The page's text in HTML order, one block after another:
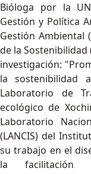
Bióloga por la
Gestión y Política
Gestión Ambiental
de la
investigación:
la sostenibilidad
Laboratorio de
ecológico de
Laboratorio
(LANCIS) del
su trabajo en el
la facilitación